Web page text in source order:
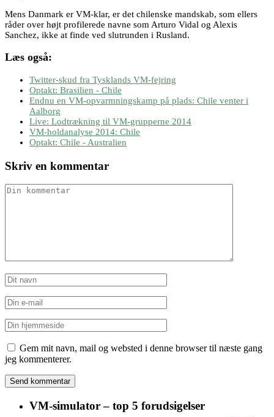
Mens Danmark er VM-klar, er det chilenske mandskab, som ellers
råder over højt profilerede navne som Arturo Vidal og Alexis
Sanchez, ikke at finde ved slutrunden i Rusland.
Læs også:
Twitter-skud fra Tysklands VM-fejring
Optakt: Brasilien - Chile
Endnu en VM-opvarmningskamp på plads: Chile venter i
Aalborg
Live: Lodtrækning til VM-grupperne 2014
VM-holdanalyse 2014: Chile
Optakt: Chile - Australien
Skriv en kommentar
Gem mit navn, mail og websted i denne browser til næste gang
jeg kommenterer.
VM-simulator – top 5 forudsigelser